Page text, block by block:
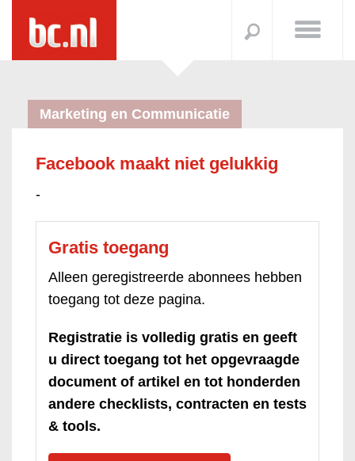
Marketing en Communicatie
Facebook maakt niet gelukkig
-
Gratis toegang
Alleen geregistreerde abonnees hebben
toegang tot deze pagina.
Registratie is volledig gratis en geeft
u direct toegang tot het opgevraagde
document of artikel en tot honderden
andere checklists, contracten en tests
& tools.